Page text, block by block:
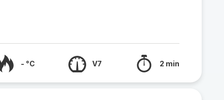
- °C V7 2 min